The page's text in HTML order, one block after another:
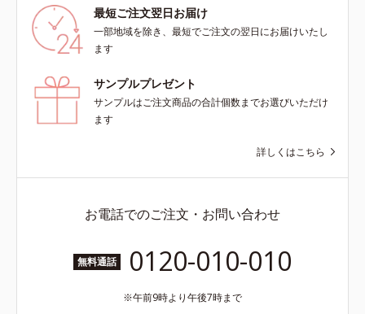
最短ご注文翌日お届け
一部地域を除き、最短でご注文の翌日にお届けいたし
ます
サンプルプレゼント
サンプルはご注文商品の合計個数までお選びいただけ
ます
詳しくはこちら
お電話でのご注文・お問い合わせ
無料通話 0120-010-010
午前9時より午後7時まで